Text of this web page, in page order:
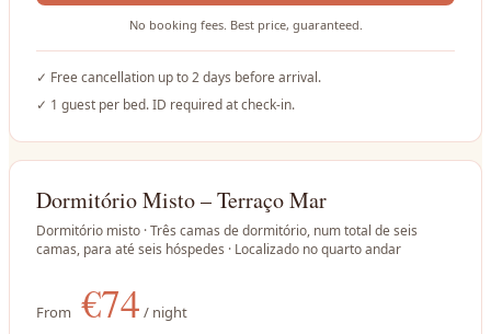
No booking fees. Best price, guaranteed.
✓ Free cancellation up to 2 days before arrival.
✓ 1 guest per bed. ID required at check-in.
Dormitório Misto – Terraço Mar
Dormitório misto · Três camas de dormitório, num total de seis
camas, para até seis hóspedes · Localizado no quarto andar
From €74 / night